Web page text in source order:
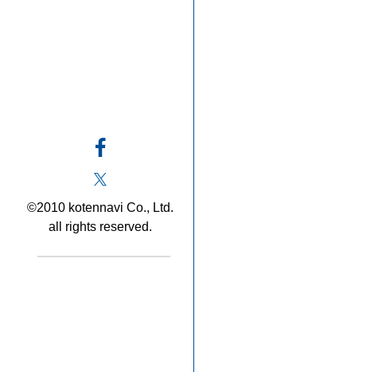
©2010 kotennavi Co., Ltd.
all rights reserved.